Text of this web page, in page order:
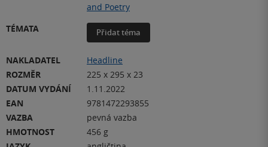
and Poetry
TÉMATA
Přidat téma
NAKLADATEL
Headline
ROZMĚR
225 x 295 x 23
DATUM VYDÁNÍ
1.11.2022
EAN
9781472293855
VAZBA
pevná vazba
HMOTNOST
456 g